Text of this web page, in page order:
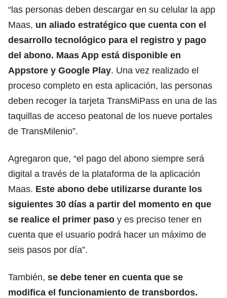
“las personas deben descargar en su celular la app
Maas, un aliado estratégico que cuenta con el
desarrollo tecnológico para el registro y pago
del abono. Maas App está disponible en
Appstore y Google Play. Una vez realizado el
proceso completo en esta aplicación, las personas
deben recoger la tarjeta TransMiPass en una de las
taquillas de acceso peatonal de los nueve portales
de TransMilenio”.
Agregaron que, “el pago del abono siempre será
digital a través de la plataforma de la aplicación
Maas. Este abono debe utilizarse durante los
siguientes 30 días a partir del momento en que
se realice el primer paso y es preciso tener en
cuenta que el usuario podrá hacer un máximo de
seis pasos por día”.
También, se debe tener en cuenta que se
modifica el funcionamiento de transbordos.